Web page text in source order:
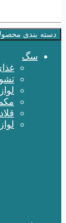
دسته بندی
سگ